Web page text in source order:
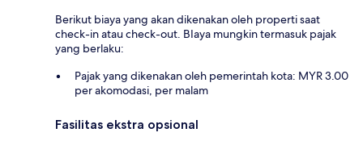
Berikut biaya yang akan dikenakan oleh properti saat
check-in atau check-out. BIaya mungkin termasuk pajak
yang berlaku:
Pajak yang dikenakan oleh pemerintah kota: MYR 3.00
per akomodasi, per malam
Fasilitas ekstra opsional